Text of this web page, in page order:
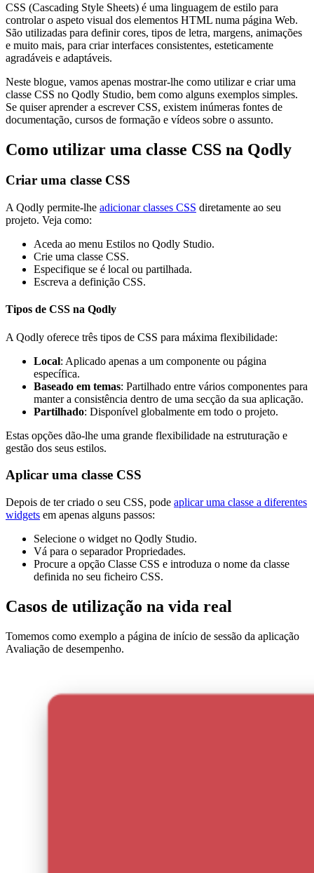
CSS (Cascading Style Sheets) é uma linguagem de estilo para
controlar o aspeto visual dos elementos HTML numa página Web.
São utilizadas para definir cores, tipos de letra, margens, animações
e muito mais, para criar interfaces consistentes, esteticamente
agradáveis e adaptáveis.
Neste blogue, vamos apenas mostrar-lhe como utilizar e criar uma
classe CSS no Qodly Studio, bem como alguns exemplos simples.
Se quiser aprender a escrever CSS, existem inúmeras fontes de
documentação, cursos de formação e vídeos sobre o assunto.
Como utilizar uma classe CSS na Qodly
Criar uma classe CSS
A Qodly permite-lhe adicionar classes CSS diretamente ao seu
projeto. Veja como:
Aceda ao menu Estilos no Qodly Studio.
Crie uma classe CSS.
Especifique se é local ou partilhada.
Escreva a definição CSS.
Tipos de CSS na Qodly
A Qodly oferece três tipos de CSS para máxima flexibilidade:
Local: Aplicado apenas a um componente ou página
específica.
Baseado em temas: Partilhado entre vários componentes para
manter a consistência dentro de uma secção da sua aplicação.
Partilhado: Disponível globalmente em todo o projeto.
Estas opções dão-lhe uma grande flexibilidade na estruturação e
gestão dos seus estilos.
Aplicar uma classe CSS
Depois de ter criado o seu CSS, pode aplicar uma classe a diferentes
widgets em apenas alguns passos:
Selecione o widget no Qodly Studio.
Vá para o separador Propriedades.
Procure a opção Classe CSS e introduza o nome da classe
definida no seu ficheiro CSS.
Casos de utilização na vida real
Tomemos como exemplo a página de início de sessão da aplicação
Avaliação de desempenho.